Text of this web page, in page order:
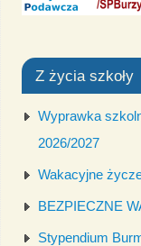
Z życia szkoły
Wyprawka
2026/2027
Wakacyjne
BEZPIECZNE
Stypendium